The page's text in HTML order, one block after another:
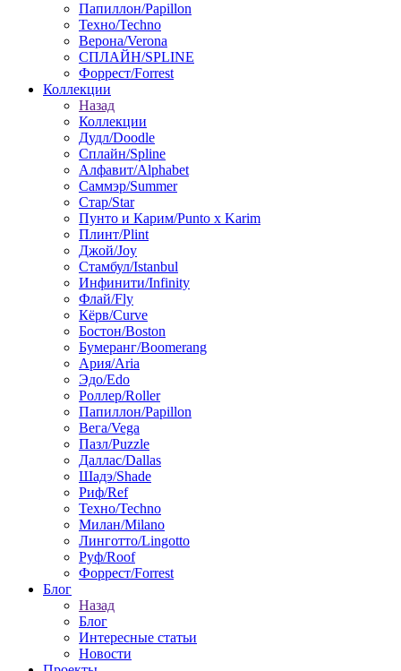
Папиллон/Papillon
Техно/Techno
Верона/Verona
СПЛАЙН/SPLINE
Форрест/Forrest
Коллекции
Назад
Коллекции
Дудл/Doodle
Сплайн/Spline
Алфавит/Alphabet
Саммэр/Summer
Стар/Star
Пунто и Карим/Punto x Karim
Плинт/Plint
Джой/Joy
Стамбул/Istanbul
Инфинити/Infinity
Флай/Fly
Кёрв/Curve
Бостон/Boston
Бумеранг/Boomerang
Ария/Aria
Эдо/Edo
Роллер/Roller
Папиллон/Papillon
Вега/Vega
Пазл/Puzzle
Даллас/Dallas
Шадэ/Shade
Риф/Ref
Техно/Techno
Милан/Milano
Линготто/Lingotto
Руф/Roof
Форрест/Forrest
Блог
Назад
Блог
Интересные статьи
Новости